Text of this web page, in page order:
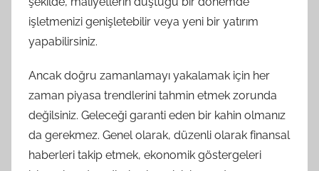
işletmenizi genişletebilir veya yeni bir yatırım
yapabilirsiniz.
Ancak doğru zamanlamayı yakalamak için her
zaman piyasa trendlerini tahmin etmek zorunda
değilsiniz. Geleceği garanti eden bir kahin olmanız
da gerekmez. Genel olarak, düzenli olarak finansal
haberleri takip etmek, ekonomik göstergeleri